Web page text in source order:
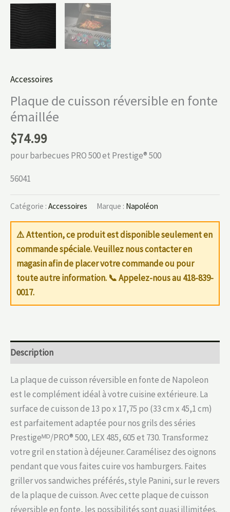
Accessoires
Plaque de cuisson réversible en fonte
émaillée
$74.99
pour barbecues PRO 500 et Prestige® 500
56041
Catégorie : Accessoires Marque : Napoléon
⚠️ Attention, ce produit est disponible seulement en
commande spéciale. Veuillez nous contacter en
magasin afin de placer votre commande ou pour
toute autre information. 📞Appelez-nous au 418-839-
0017.
Description
La plaque de cuisson réversible en fonte de Napoleon
est le complément idéal à votre cuisine extérieure. La
surface de cuisson de 13 po x 17,75 po (33 cm x 45,1 cm)
est parfaitement adaptée pour nos grils des séries
Prestigeᴹᴰ/PRO® 500, LEX 485, 605 et 730. Transformez
votre gril en station à déjeuner. Caramélisez des oignons
pendant que vous faites cuire vos hamburgers. Faites
griller vos sandwiches préférés, style Panini, sur le revers
de la plaque de cuisson. Avec cette plaque de cuisson
réversible en fonte, les possibilités sont quasi illimitées.